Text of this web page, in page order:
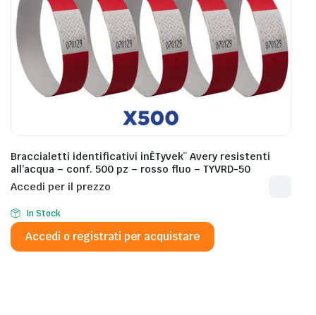
Braccialetti identificativi inÊTyvek¨ Avery resistenti
all’acqua – conf. 500 pz – rosso fluo – TYVRD-50
Accedi per il prezzo
In Stock
Accedi o registrati per acquistare